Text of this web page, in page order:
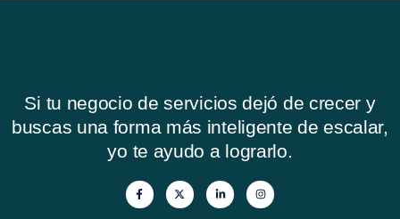
Si tu negocio de servicios dejó de crecer y
buscas una forma más inteligente de escalar,
yo te ayudo a lograrlo.